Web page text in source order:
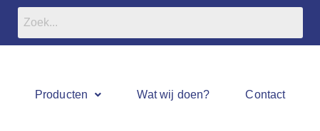
Producten Wat wij doen? Contact